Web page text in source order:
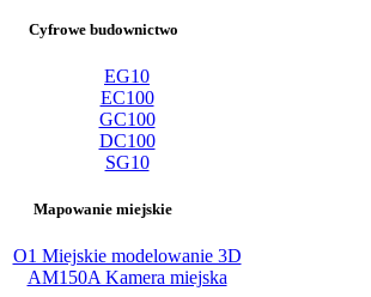
Cyfrowe budownictwo
EG10
EC100
GC100
DC100
SG10
Mapowanie miejskie
O1 Miejskie modelowanie 3D
AM150A Kamera miejska